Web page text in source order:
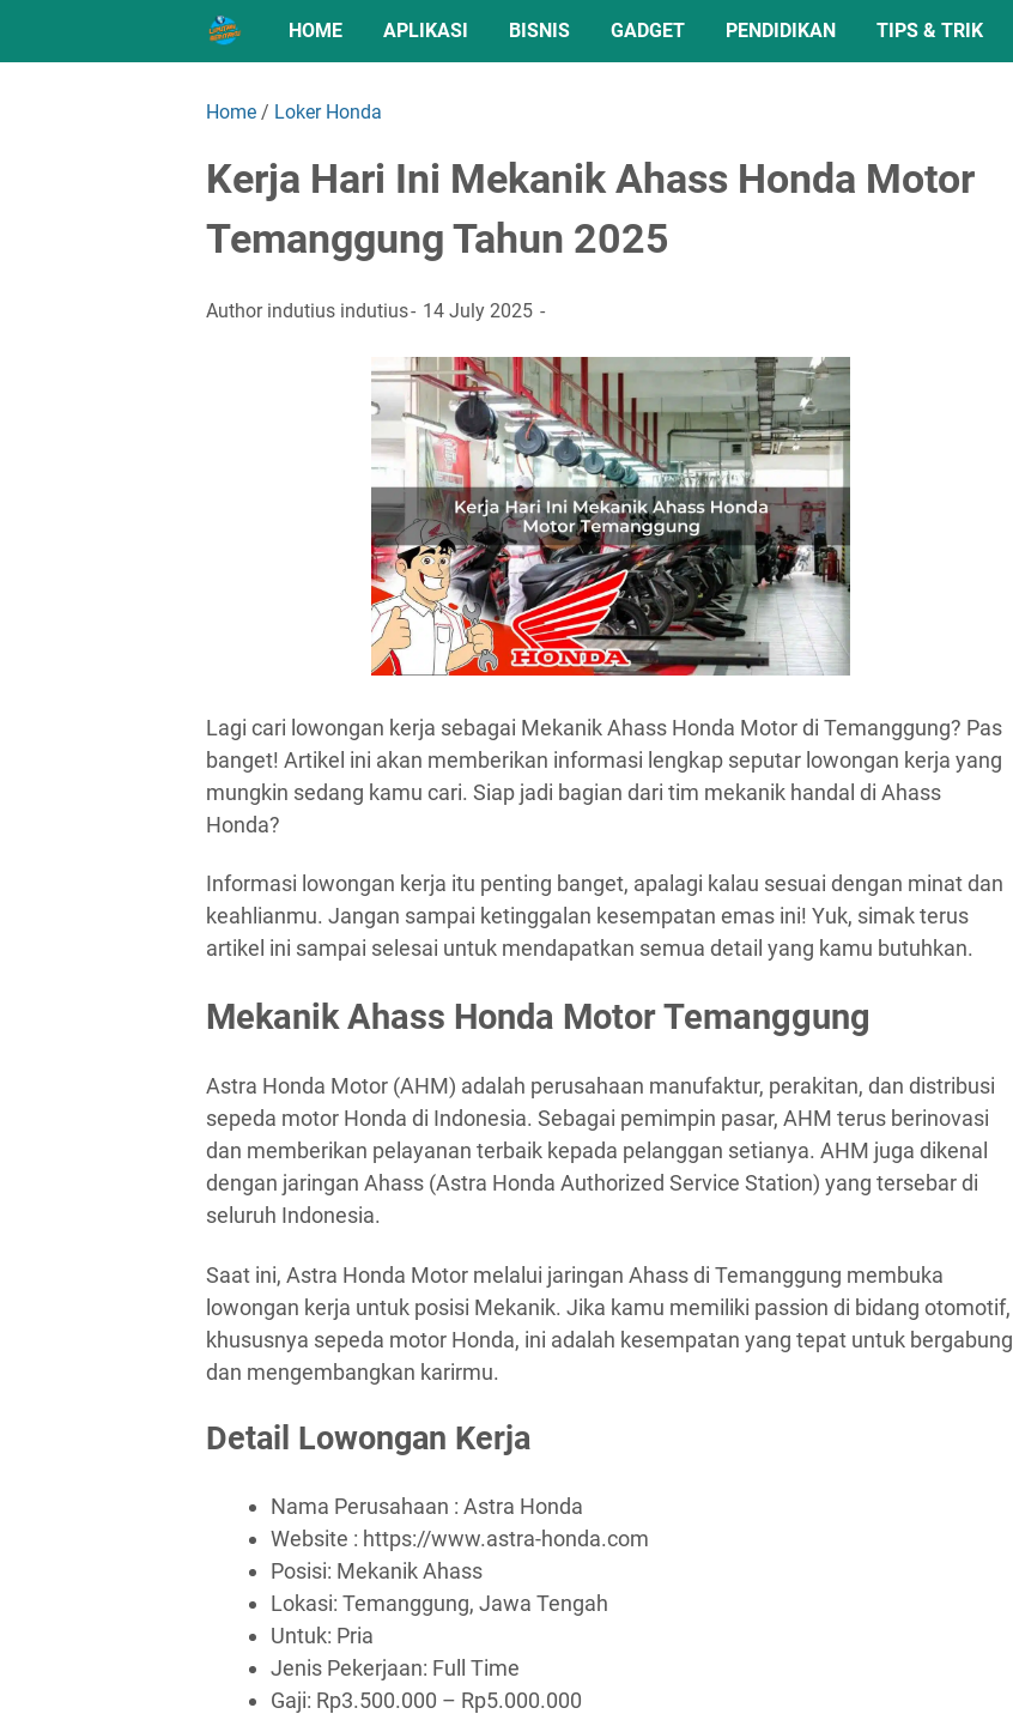
HOME APLIKASI BISNIS GADGET PENDIDIKAN TIPS & TRIK
Home / Loker Honda
Kerja Hari Ini Mekanik Ahass Honda Motor
Temanggung Tahun 2025
Author indutius indutius 14 July 2025
Lagi cari lowongan kerja sebagai Mekanik Ahass Honda Motor di Temanggung? Pas
banget! Artikel ini akan memberikan informasi lengkap seputar lowongan kerja yang
mungkin sedang kamu cari. Siap jadi bagian dari tim mekanik handal di Ahass
Honda?
Informasi lowongan kerja itu penting banget, apalagi kalau sesuai dengan minat dan
keahlianmu. Jangan sampai ketinggalan kesempatan emas ini! Yuk, simak terus
artikel ini sampai selesai untuk mendapatkan semua detail yang kamu butuhkan.
Mekanik Ahass Honda Motor Temanggung
Astra Honda Motor (AHM) adalah perusahaan manufaktur, perakitan, dan distribusi
sepeda motor Honda di Indonesia. Sebagai pemimpin pasar, AHM terus berinovasi
dan memberikan pelayanan terbaik kepada pelanggan setianya. AHM juga dikenal
dengan jaringan Ahass (Astra Honda Authorized Service Station) yang tersebar di
seluruh Indonesia.
Saat ini, Astra Honda Motor melalui jaringan Ahass di Temanggung membuka
lowongan kerja untuk posisi Mekanik. Jika kamu memiliki passion di bidang otomotif,
khususnya sepeda motor Honda, ini adalah kesempatan yang tepat untuk bergabung
dan mengembangkan karirmu.
Detail Lowongan Kerja
Nama Perusahaan : Astra Honda
Website : https://www.astra-honda.com
Posisi: Mekanik Ahass
Lokasi: Temanggung, Jawa Tengah
Untuk: Pria
Jenis Pekerjaan: Full Time
Gaji: Rp3.500.000 – Rp5.000.000